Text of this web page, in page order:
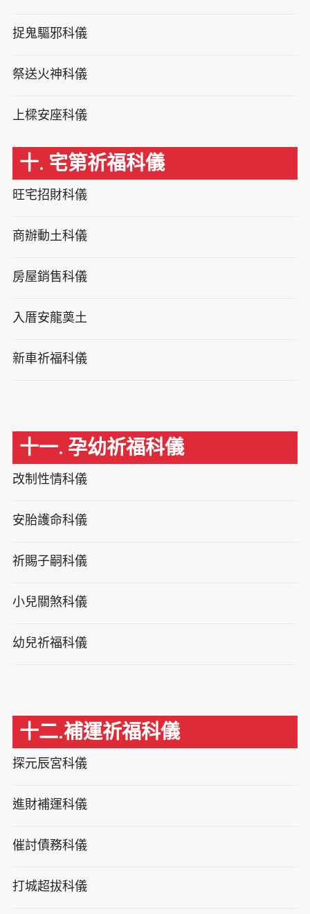
捉鬼驅邪科儀
祭送火神科儀
上樑安座科儀
十. 宅第祈福科儀
旺宅招財科儀
商辦動土科儀
房屋銷售科儀
入厝安龍奠土
新車祈福科儀
十一. 孕幼祈福科儀
改制性情科儀
安胎護命科儀
祈賜子嗣科儀
小兒關煞科儀
幼兒祈福科儀
十二.補運祈福科儀
探元辰宮科儀
進財補運科儀
催討債務科儀
打城超拔科儀